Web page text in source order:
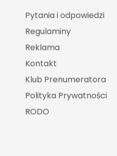
Pytania i odpowiedzi
Regulaminy
Reklama
Kontakt
Klub Prenumeratora
Polityka Prywatności
RODO